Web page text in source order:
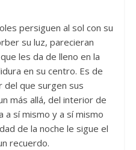
persiguen al sol con su
su luz, parecieran
les da de lleno en la
en su centro. Es de
del que surgen sus
más allá, del interior de
a sí mismo y a sí mismo
de la noche le sigue el
recuerdo.